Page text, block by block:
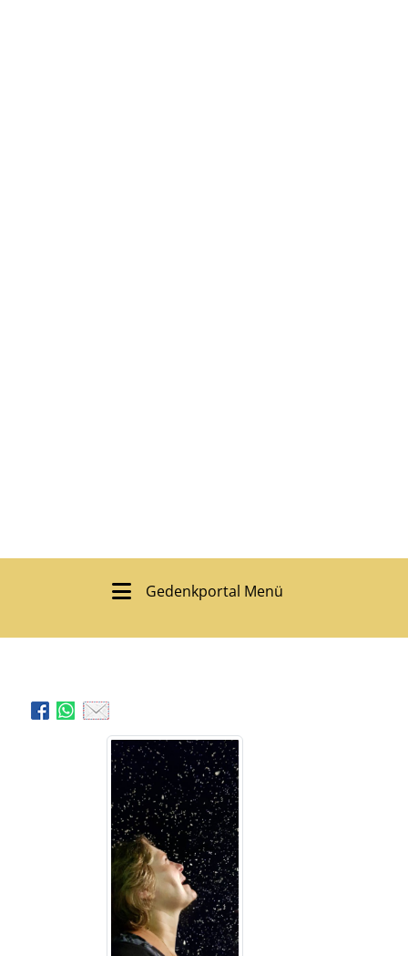
Gedenkportal Menü